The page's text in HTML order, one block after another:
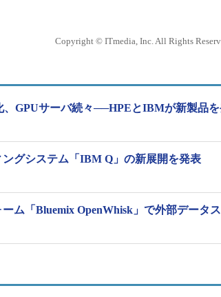
ジ図（出典：IBM）
GPUを接続する「NVIDIA NVLink 2.0」や
PCI Express 4.0」といったI/O（入出力）技
ーバと比べて9.5倍、データ転送を高速化で
ンがCPUの主記憶領域をGPUメモリとして
タを転送する必要もなくなることから、プ
とGPUを直結させるため、メモリ共有が
Copyright © ITmedia, Inc. All Rights
GPUサーバ続々──HPEとIBMが新製品
グシステム「IBM Q」の新展開を発表
ム「Bluemix OpenWhisk」で外部データス